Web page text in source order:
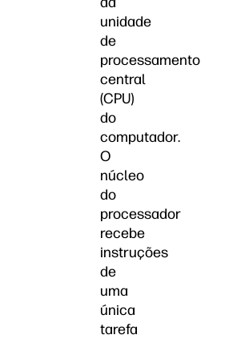
unidade
de
processamento
central
(CPU)
do
computador.
O
núcleo
do
processador
recebe
instruções
de
uma
única
tarefa